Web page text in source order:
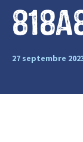
27 septembre